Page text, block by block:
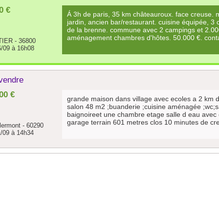
€
- 36800
09 à 16h08
Á 3h de paris, 35 km châteauroux. face creuse.
jardin, ancien bar/restaurant. cuisine équipée, 3
de la brenne. commune avec 2 campings et
aménagement chambres d'hôtes. 50.000 €.
€
- 60290
09 à 14h34
grande maison dans village avec ecoles a 2 km
salon 48 m2 ;buanderie ;cuisine aménagée
baignoireet une chambre etage salle d eau
garage terrain 601 metres clos 10 minutes de